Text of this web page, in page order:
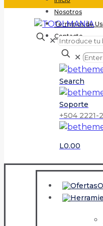
Nosotros
Terminos de
Contacto
✕
✕
Search
Soporte
+504 2221-
L0.00